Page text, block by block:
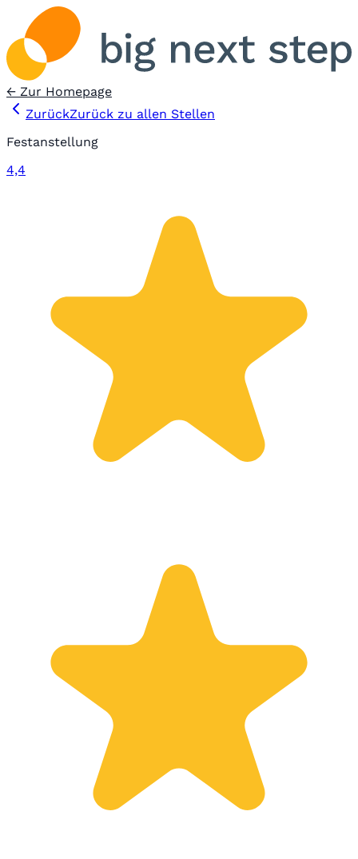
← Zur Homepage
ZurückZurück zu allen Stellen
Festanstellung
4,4